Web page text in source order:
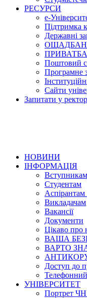
РЕСУРСИ
е-
Підтримка
Державні
ОЩАДБАНК
Поштовий
Програмне
Сайти
Запитати у
НОВИНИ
ІНФОРМАЦІЯ
Вступникам
Студентам
Аспірантам
Викладачам
Вакансії
Документи
Цікаво про
ВАША
ВАРТО
Доступ до
УНІВЕРСИТЕТ
Портрет